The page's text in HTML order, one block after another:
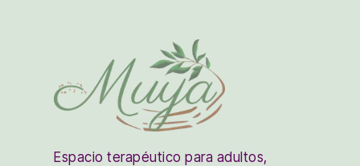
Espacio terapéutico para adultos,